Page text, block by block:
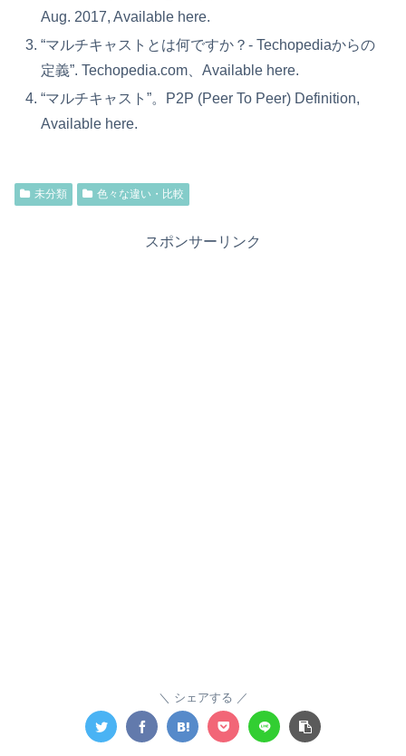
Aug. 2017, Available here.
“マルチキャストとは何ですか？- Techopediaからの
定義”. Techopedia.com、Available here.
“マルチキャスト”。P2P (Peer To Peer) Definition,
Available here.
未分類 色々な違い・比較
スポンサーリンク
シェアする